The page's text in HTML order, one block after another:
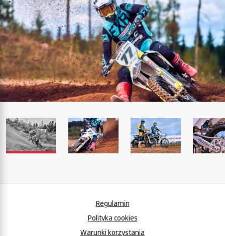
Regulamin
Polityka cookies
Warunki korzystania